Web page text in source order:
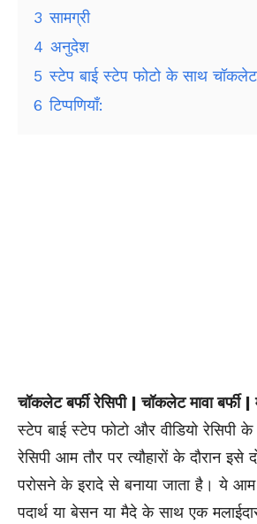
3 सामग्री
4 अनुदेश
5 स्टेप बाई स्टेप फोटो के साथ चॉकलेट
6 टिप्पणियाँ:
चॉकलेट बर्फी रेसिपी | चॉकलेट मावा बर्फी |
स्टेप बाई स्टेप फोटो और वीडियो रेसिपी
रेसिपी आम तौर पर त्यौहारों के दौरान इसे
परोसने के इरादे से बनाया जाता है। ये
पदार्थ या बेसन या मैदे के साथ एक